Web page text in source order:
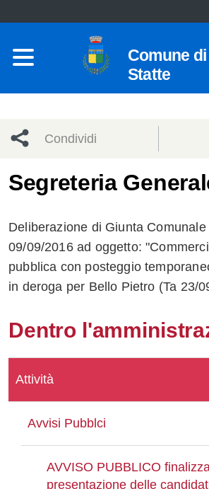
Comune di
Statte
Condividi
network
Condividi
Condividi
Facebook
su
Twitter
Condividi
su
Condividi
Segreteria
Deliberazione di Giunta Comunale
09/09/2016 ad oggetto:
pubblica con posteggio
in deroga per Bello Pietro (Ta 23/
Dentro
Attività
Avvisi Pubblci
AVVISO PUBBLICO
presentazione delle